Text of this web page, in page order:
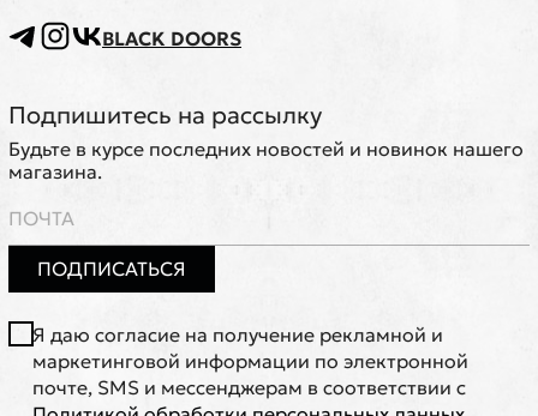
BLACK DOORS
Подпишитесь на рассылку
Будьте в курсе последних новостей и новинок нашего
магазина.
ПОДПИСАТЬСЯ
Я даю согласие на получение рекламной и
маркетинговой информации по электронной
почте, SMS и мессенджерам в соответствии с